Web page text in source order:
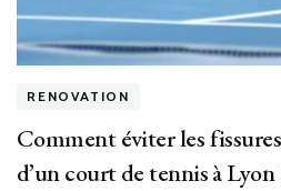
RENOVATION
Comment éviter les
d’un court de tennis à Lyon